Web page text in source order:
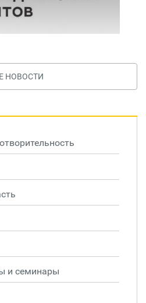
НОВОСТИ
и семинары